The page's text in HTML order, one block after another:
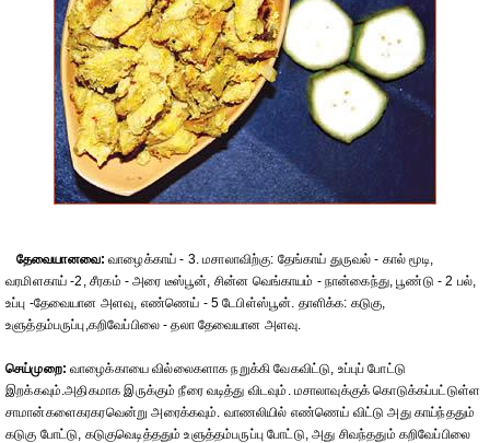
தேவையானவை: வாழைக்காய் - 3. மசாலாவிற்கு: தேங்காய் துருவல் - கால் மூடி,
வரமிளகாய் -2, சீரகம் - அரை டீஸ்பூன், சின்ன வெங்காயம் - நான்கைந்து, பூண்டு - 2 பல்,
உப்பு -தேவையான அளவு, எண்ணெய் - 5 டேபிள்ஸ்பூன். தாளிக்க: கடுகு,
உளுத்தம்பருப்பு,கறிவேப்பிலை - தலா தேவையான அளவு.
செய்முறை: வாழைக்காயை வில்லைகளாக நறுக்கி வேகவிட்டு, உப்புப் போட்டு
இறக்கவும்.அதிகமாக இருக்கும் நீரை வடித்து விடவும். மசாலாவுக்குக் கொடுக்கப்பட்டுள்ள
சாமான்களைகரகரவென்று அரைக்கவும். வாணலியில் எண்ணெய் விட்டு அது காய்ந்ததும்
கடுகு போட்டு, கடுகுவெடித்ததும் உளுத்தம்பருப்பு போட்டு, அது சிவந்ததும் கறிவேப்பிலை